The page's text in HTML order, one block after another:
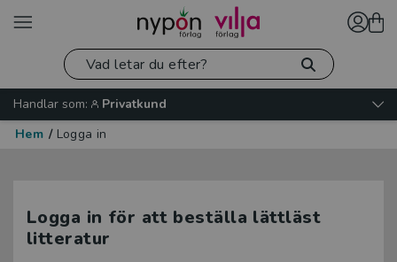
Handlar som:
Privatkund
Hem / Logga in
Logga in för att beställa lättläst
litteratur